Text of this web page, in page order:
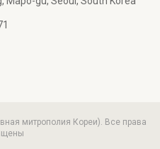
митрополия Кореи). Все права